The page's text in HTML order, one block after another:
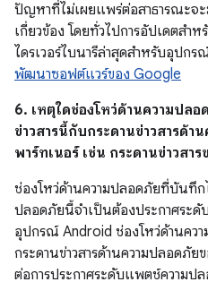
ปัญหาที่ไม่เผยแพร่ต่อสาธารณะจะ
เกี่ยวข้อง โดยทั่วไปการอัปเดตสำ
ไดรเวอร์ไบนารีล่าสุดสำหรับอุปก
พัฒนาซอฟต์แวร์ของ Google
6. เหตุใดช่องโหว่ด้านความปล
ข่าวสารนี้กับกระดานข่าวสารด้
พาร์ทเนอร์ เช่น กระดานข่าวสาร
ช่องโหว่ด้านความปลอดภัยที่บันทึก
ปลอดภัยนี้จำเป็นต้องประกาศระ
อุปกรณ์ Android ช่องโหว่ด้านคว
กระดานข่าวสารด้านความปลอดภั
ต่อการประกาศระดับแพตช์ความ